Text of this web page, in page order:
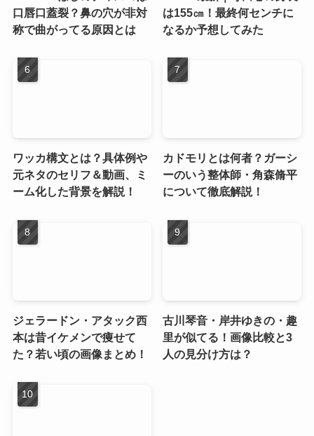
口唇口蓋裂？鼻の穴が非対
称で曲がってる原因とは
は155㎝！最終何センチに
なるか予想してみた
ワッカ構文とは？具体例や
元ネタのセリフ＆動画、ミ
ーム化した背景を解説！
カドモリとは何者？ガーシ
ーのいう整体師・角森脩平
について徹底解説！
ジェラードン・アタック西
本は昔イケメンで痩せて
た？若い頃の画像まとめ！
古川琴音・岸井ゆきの・趣
里が似てる！画像比較と3
人の見分け方は？